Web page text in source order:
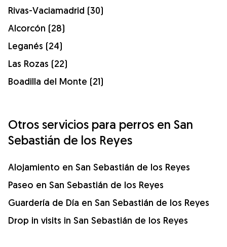
Rivas-Vaciamadrid (30)
Alcorcón (28)
Leganés (24)
Las Rozas (22)
Boadilla del Monte (21)
Otros servicios para perros en San
Sebastián de los Reyes
Alojamiento en San Sebastián de los Reyes
Paseo en San Sebastián de los Reyes
Guardería de Día en San Sebastián de los Reyes
Drop in visits in San Sebastián de los Reyes